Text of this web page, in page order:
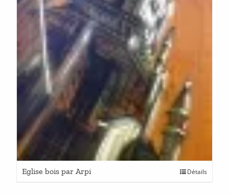
Eglise bois par Arpi Détails